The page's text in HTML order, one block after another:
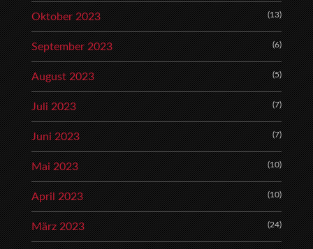
Oktober 2023 (13)
September 2023 (6)
August 2023 (5)
Juli 2023 (7)
Juni 2023 (7)
Mai 2023 (10)
April 2023 (10)
März 2023 (24)